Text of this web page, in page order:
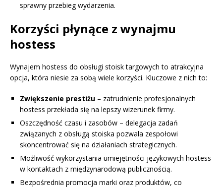
sprawny przebieg wydarzenia.
Korzyści płynące z wynajmu
hostess
Wynajem hostess do obsługi stoisk targowych to atrakcyjna
opcja, która niesie za sobą wiele korzyści. Kluczowe z nich to:
Zwiększenie prestiżu – zatrudnienie profesjonalnych
hostess przekłada się na lepszy wizerunek firmy.
Oszczędność czasu i zasobów – delegacja zadań
związanych z obsługą stoiska pozwala zespołowi
skoncentrować się na działaniach strategicznych.
Możliwość wykorzystania umiejętności językowych hostess
w kontaktach z międzynarodową publicznością.
Bezpośrednia promocja marki oraz produktów, co